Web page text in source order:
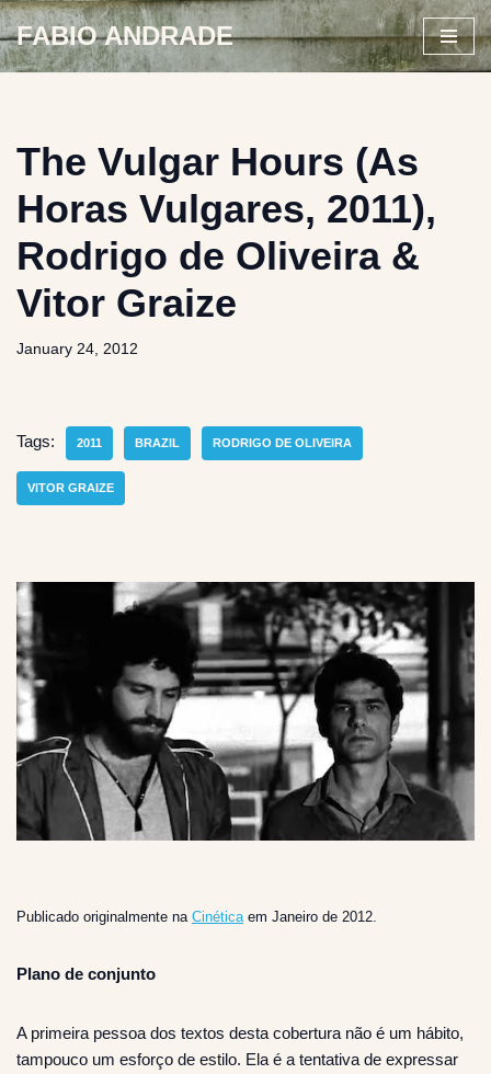
Skip
FABIO ANDRADE
The Vulgar Hours (As
Horas Vulgares, 2011),
Rodrigo de Oliveira &
Vitor Graize
January 24, 2012
Tags: 2011 BRAZIL RODRIGO DE OLIVEIRA
VITOR GRAIZE
Publicado originalmente na Cinética em Janeiro de 2012.
Plano de conjunto
A primeira pessoa dos textos desta cobertura não é um hábito,
tampouco um esforço de estilo. Ela é a tentativa de expressar